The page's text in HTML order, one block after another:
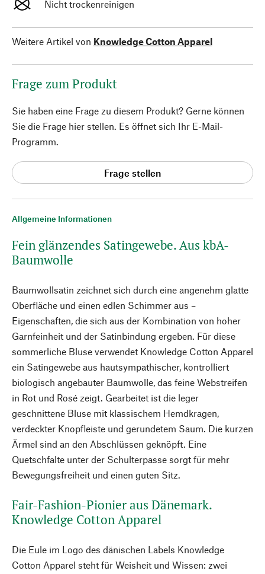
Allgemeine Informationen
Fein glänzendes Satingewebe. Aus kbA-
Baumwolle
Baumwollsatin zeichnet sich durch eine angenehm glatte
Oberfläche und einen edlen Schimmer aus –
Eigenschaften, die sich aus der Kombination von hoher
Garnfeinheit und der Satinbindung ergeben. Für diese
sommerliche Bluse verwendet Knowledge Cotton Apparel
ein Satingewebe aus hautsympathischer, kontrolliert
biologisch angebauter Baumwolle, das feine Webstreifen
in Rot und Rosé zeigt. Gearbeitet ist die leger
geschnittene Bluse mit klassischem Hemdkragen,
verdeckter Knopfleiste und gerundetem Saum. Die kurzen
Ärmel sind an den Abschlüssen geknöpft. Eine
Quetschfalte unter der Schulterpasse sorgt für mehr
Bewegungsfreiheit und einen guten Sitz.
Fair-Fashion-Pionier aus Dänemark.
Knowledge Cotton Apparel
Die Eule im Logo des dänischen Labels Knowledge
Cotton Apparel steht für Weisheit und Wissen: zwei
Nicht trockenreinigen
Weitere Artikel von Knowledge Cotton Apparel
Frage zum Produkt
Sie haben eine Frage zu diesem Produkt? Gerne können
Sie die Frage hier stellen. Es öffnet sich Ihr E-Mail-
Programm.
Frage stellen